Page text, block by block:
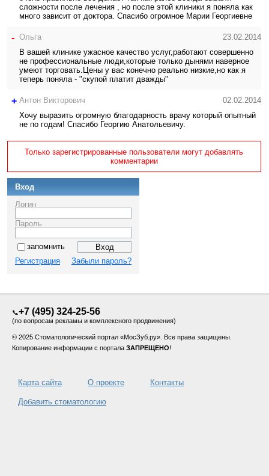
сложности после лечения , но после этой клиники я поняла как
много зависит от доктора. Спасибо огромное Марии Георгиевне
- Ольга
23.02.2014
В вашей клинике ужасное качество услуг,работают совершенно
не профессиональные люди,которые только дынями наверное
умеют торговать.Цены у вас конечно реально низкие,но как я
теперь поняла - "скупой платит дважды"
+ Антон Викторович
02.02.2014
Хочу выразить огромную благодарность врачу который опытный
не по годам! Спасибо Георгию Анатольевичу.
Только зарегистрированные пользователи могут добавлять
комментарии
Вход
Логин
Пароль
запомнить
Регистрация
Забыли пароль?
📞+7 (495) 324-25-56
(по вопросам рекламы и комплексного продвижения)
© 2025 Стоматологический портал «МосЗуб.ру». Все права защищены.
Копирование информации с портала ЗАПРЕЩЕНО!
Карта сайта О проекте Контакты
Добавить стоматологию